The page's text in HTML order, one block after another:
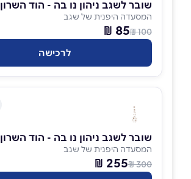
שובר לשגב ניהון נו בה - הוד השרון
המסעדה היפנית של שגב
100 ₪
85 ₪
לרכישה
שובר לשגב ניהון נו בה - הוד השרון
המסעדה היפנית של שגב
300 ₪
255 ₪